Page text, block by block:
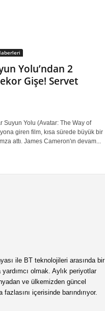
Yolu’ndan 2
Gişe! Servet
Suyun Yolu (Avatar: The Way of
giren film, kısa sürede büyük bir
attı. James Cameron'ın devam...
ile BT teknolojileri arasında bir
yardımcı olmak. Aylık periyotlar
ve ülkemizden güncel
içerisinde barındırıyor.